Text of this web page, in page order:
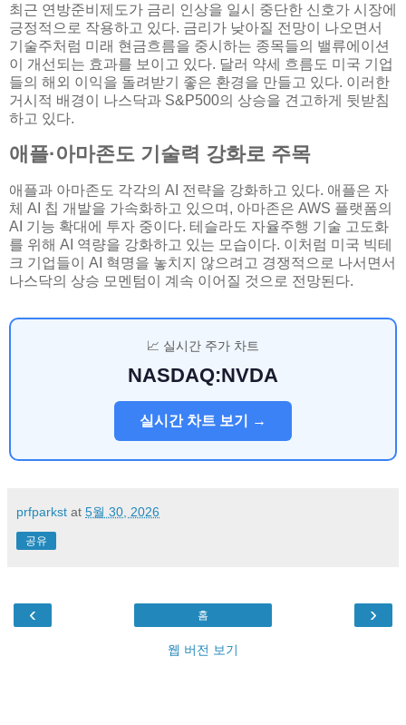
최근 연방준비제도가 금리 인상을 일시 중단한 신호가 시장에
긍정적으로 작용하고 있다. 금리가 낮아질 전망이 나오면서
기술주처럼 미래 현금흐름을 중시하는 종목들의 밸류에이션
이 개선되는 효과를 보이고 있다. 달러 약세 흐름도 미국 기업
들의 해외 이익을 돌려받기 좋은 환경을 만들고 있다. 이러한
거시적 배경이 나스닥과 S&P500의 상승을 견고하게 뒷받침
하고 있다.
애플·아마존도 기술력 강화로 주목
애플과 아마존도 각각의 AI 전략을 강화하고 있다. 애플은 자
체 AI 칩 개발을 가속화하고 있으며, 아마존은 AWS 플랫폼의
AI 기능 확대에 투자 중이다. 테슬라도 자율주행 기술 고도화
를 위해 AI 역량을 강화하고 있는 모습이다. 이처럼 미국 빅테
크 기업들이 AI 혁명을 놓치지 않으려고 경쟁적으로 나서면서
나스닥의 상승 모멘텀이 계속 이어질 것으로 전망된다.
📈 실시간 주가 차트
NASDAQ:NVDA
실시간 차트 보기 →
prfparkst at 5월 30, 2026
공유
‹ ›
홈
웹 버전 보기